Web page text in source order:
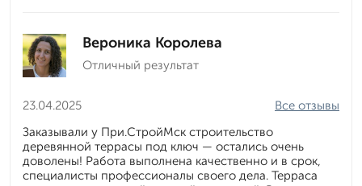
Вероника Королева
Отличный результат
23.04.2025
Все отзывы
Заказывали у При.СтройМск строительство
деревянной террасы под ключ — остались очень
доволены! Работа выполнена качественно и в срок,
специалисты профессионалы своего дела. Терраса